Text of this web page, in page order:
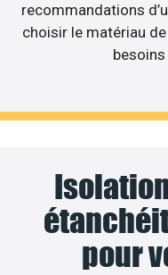
recommandations
choisir le matériau
pour